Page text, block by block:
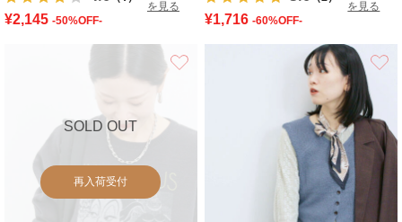
を見る
¥2,145 -50%OFF-
を見る
¥1,716 -60%OFF-
SOLD OUT
再入荷受付